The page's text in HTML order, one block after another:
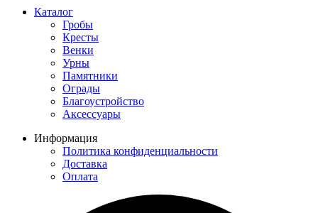
Каталог
Гробы
Кресты
Венки
Урны
Памятники
Ограды
Благоустройство
Аксессуары
Информация
Политика конфиденциальности
Доставка
Оплата